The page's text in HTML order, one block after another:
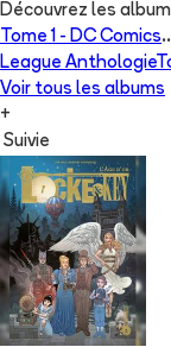
Découvrez les
Tome 1 - DC Comics
League Anthologie
Voir tous les albums
+
Suivie